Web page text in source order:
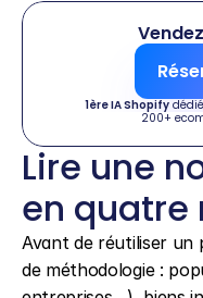
1ère IA Shopify
200+
Lire une
en quatre
Avant de réutiliser un
de méthodologie :